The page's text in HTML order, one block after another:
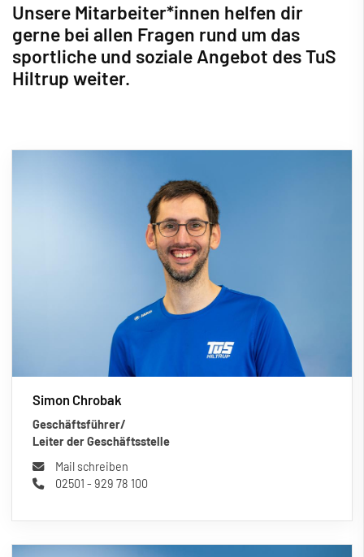
Unsere Mitarbeiter*innen helfen dir
gerne bei allen Fragen rund um das
sportliche und soziale Angebot des TuS
Hiltrup weiter.
Simon Chrobak
Geschäftsführer/
Leiter der Geschäftsstelle
Mail schreiben
02501 - 929 78 100